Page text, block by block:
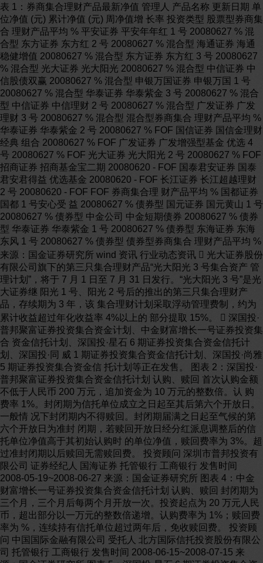
表 1：券商集合理财产品最新净值 管理人 产品名称 更新日期 单
位净值 (元) 累计净值 (元) 周净值增 长率 投资类型 股票型券商集
合 理财产品平均 % 平安证券 平安年年红 1 号 20080627 % 混
合型 东方证券 东方红 2 号 20080627 % 混合型 海通证券 海通
稳健增值 20080627 % 混合型 东方证券 东方红 3 号 20080627
% 混合型 光大证券 光大阳光 20080627 % 混合型 中信证券 中
信股债双赢 20080627 % 混合型 申银万国证券 申银万国 1 号
20080627 % 混合型 华泰证券 华泰紫金 3 号 20080627 % 混合
型 中信证券 中信理财 2 号 20080627 % 混合型 广发证券 广发
理财 3 号 20080627 % 混合型 混合型券商集合 理财产品平均 %
华泰证券 华泰紫金 2 号 20080627 % FOF 国信证券 国信金理财
经典 组合 20080627 % FOF 广发证券 广发增强型基金 优选 4
号 20080627 % FOF 光大证券 光大阳光 2 号 20080627 % FOF
招商证券 招商基金宝二期 20080620 - FOF 国泰君安证券 国泰
君安君得益 优选基金 20080620 - FOF 长江证券 长江超越理财
2 号 20080620 - FOF FOF 券商集合理 财产品平均 % 国都证券
国都 1 号安心受 益 20080627 % 债券型 国元证券 国元黄山 1 号
20080627 % 债券型 中金公司 中金短期债券 20080627 % 债券
型 华泰证券 华泰紫金 1 号 20080627 % 债券型 东海证券 东海
东风 1 号 20080627 % 债券型 债券型券商集合 理财产品平均 %
来源：国金证券研究所 wind 资讯 行业动态资讯  光大证券股份
有限公司旗下的第三只集合理财产品“光大阳光 3 号集合资产 管
理计划”，将于 7 月 1 日至 7 月 31 日发行。“光大阳光 3 号”是光
大证券继 阳光 1 号、阳光 2 号后的推出的第三只集合理财产
品，存续期为 3 年，该 集合理财计划采取浮动管理费制，约为
累计收益超过年化收益率 4%以上的 部分提取 15%。  深国投·
普邦聚富证券投资集合资金计划、中金财富增长一号证券投资集
合 资金信托计划、深国投·星石 6 期证券投资集合资金信托计
划、深国投·同 威 1 期证券投资集合资金信托计划、深国投·尚雅
5 期证券投资集合资金信 托计划等正在发售。 图表 2：深国投·
普邦聚富证券投资集合资金信托计划 认购、赎回 首次认购金额
不低于人民币 200 万元，追加资金为 10 万元的整数倍。认 购
费率 1%。封闭期为信托单位成立之日起至其后第六个开放日。
一般情 况下封闭期内不得赎回。封闭期届满之日起至气候的第
六个开放日为准封 闭期，若赎回开放日经分红派息调整后的信
托单位净值高于其初始认购时 的单位净值，赎回费率为 3%。超
过准封闭期以后赎回无需赎回费。 投资顾问 深圳市普邦投资有
限公司 证券经纪人 国海证券 托管银行 工商银行 发售时间
2008-05-19~2008-06-27 来源：国金证券研究所 图表 4：中金
财富增长一号证券投资集合资金信托计划 认购、赎回 封闭期为
三个月，三个月后每两个月开放一次。投资起点为 20 万元人民
币，超出部分以一万元的整数倍递增。认购费率为 1%；赎回费
率为 %，连续持有信托单位超过两年后，免收赎回费。 投资顾
问 中国国际金融有限公司 受托人 北方国际信托投资股份有限公
司 托管银行 工商银行 发售时间 2008-06-15~2008-07-15 来